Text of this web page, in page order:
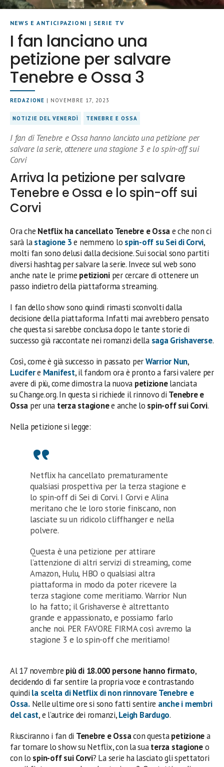
NEWS E ANTICIPAZIONI | SERIE TV
I fan lanciano una
petizione per salvare
Tenebre e Ossa 3
REDAZIONE | NOVEMBRE 17, 2023
NOTIZIE DEL VENERDÌ TENEBRE E OSSA
I fan di Tenebre e Ossa hanno lanciato una petizione per
salvare la serie, ottenere una stagione 3 e lo spin-off sui
Corvi
Arriva la petizione per salvare
Tenebre e Ossa e lo spin-off sui
Corvi
Ora che Netflix ha cancellato Tenebre e Ossae che non ci
sarà lastagione 3e nemmeno lo spin-off su Sei di Corvi,
molti fan sono delusi dalla decisione. Sui social sono partiti
diversi hashtag per salvare la serie. Invece sul web sono
anche nate le prime petizioni per cercare di ottenere un
passo indietro della piattaforma streaming.
I fan dello show sono quindi rimasti sconvolti dalla
decisione della piattaforma. Infatti mai avrebbero pensato
che questa si sarebbe conclusa dopo le tante storie di
successo già raccontate nei romanzi della sagaGrishaverse.
Così, come è già successo in passato perWarrior Nun,
Lucifere Manifest, il fandom ora è pronto a farsi valere per
avere di più, come dimostra la nuova petizionelanciata
su Change.org. In questa si richiede il rinnovo di Tenebre e
Ossa per una terza stagionee anche lo spin-off sui Corvi.
Nella petizione si legge:
Netflix ha cancellato prematuramente
qualsiasi prospettiva per la terza stagione e
lo spin-off di Sei di Corvi. I Corvi e Alina
meritano che le loro storie finiscano, non
lasciate su un ridicolo cliffhanger e nella
polvere.
Questa è una petizione per attirare
l’attenzione di altri servizi di streaming, come
Amazon, Hulu, HBO o qualsiasi altra
piattaforma in modo da poter ricevere la
terza stagione come meritiamo. Warrior Nun
lo ha fatto; il Grishaverse è altrettanto
grande e appassionato, e possiamo farlo
anche noi. PER FAVORE FIRMA così avremo la
stagione 3 e lo spin-off che meritiamo!
Al 17 novembre più di 18.000 persone hanno firmato,
decidendo di far sentire la propria voce e contrastando
quindi la scelta di Netflix di non rinnovareTenebre e
Ossa.Nelle ultime ore si sono fatti sentire anche i membri
del cast, e l’autrice dei romanzi,Leigh Bardugo.
Riusciranno i fan di Tenebre e Ossacon questapetizionea
far tornare lo show su Netflix, con la suaterza stagioneo
con lo spin-off sui Corvi? La serie ha lasciato gli spettatori